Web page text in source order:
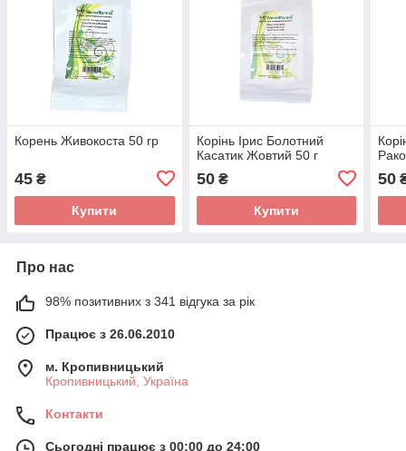
Корень Живокоста 50 гр
45 ₴
Купити
Корінь Ірис Болотний
Касатик Жовтий 50 г
50₴
Купити
50
Про нас
98% позитивних з 341 відгука за рік
Працює з 26.06.2010
м. Кропивницький
Кропивницький, Україна
Контакти
Сьогодні працює з 00:00 до 24:00